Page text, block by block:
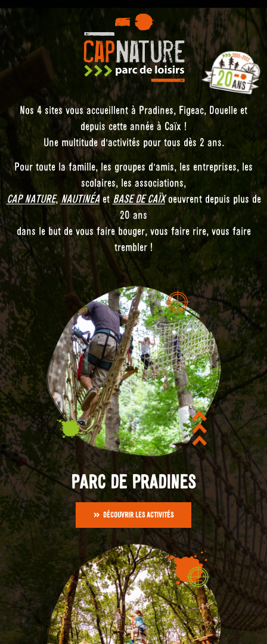
Nos 4 sites vous accueillent à Pradines, Figeac, Douelle et
depuis cette année à Caïx !
Une multitude d’activités pour tous dès 2 ans.
Pour toute la famille, les groupes d’amis, les entreprises, les
scolaires, les associations,
CAP NATURE,NAUTINÉAetBASE DE CAÏXoeuvrent depuis plus de
20 ans
dans le but de vous faire bouger, vous faire rire, vous faire
trembler !
PARC DE PRADINES
DÉCOUVRIR LES ACTIVITÉS